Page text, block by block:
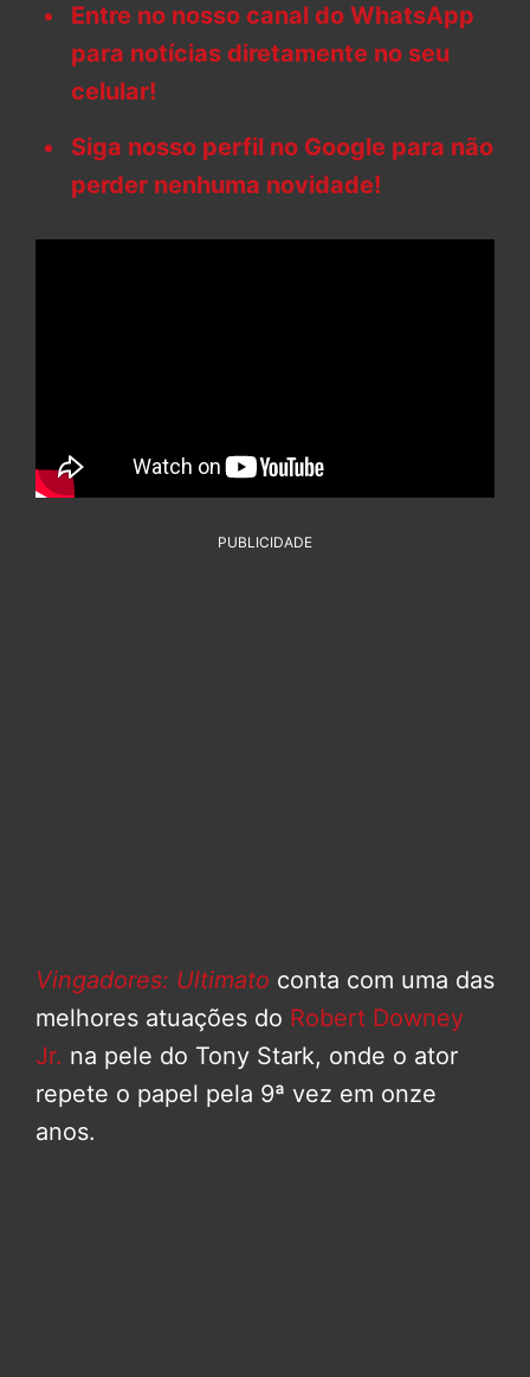
Entre no nosso canal do WhatsApp
para notícias diretamente no seu
celular!
Siga nosso perfil no Google para não
perder nenhuma novidade!
PUBLICIDADE
Vingadores: Ultimato conta com uma das
melhores atuações do Robert Downey
Jr. na pele do Tony Stark, onde o ator
repete o papel pela 9ª vez em onze
anos.